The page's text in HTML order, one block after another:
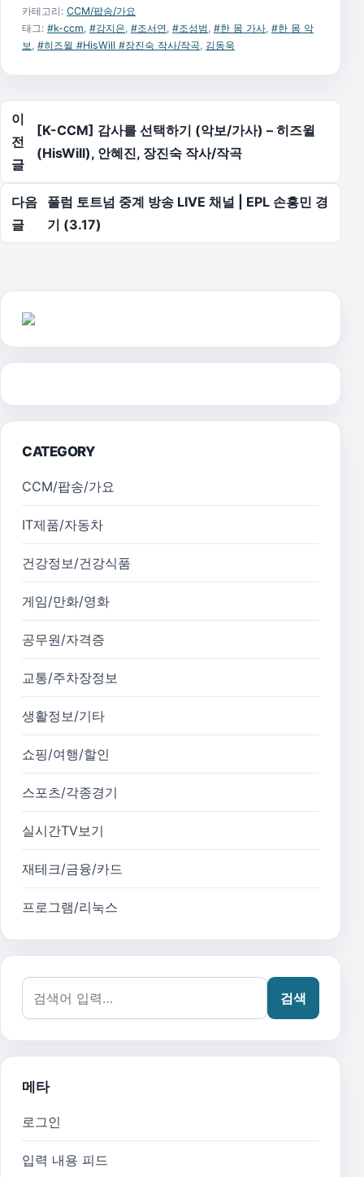
카테고리: CCM/팝송/가요
태그: #k-ccm #강지은 #조서연 #조성범 #한 몸 가사 #한 몸 악
보 #히즈윌 #HisWill #장진숙 작사/작곡 김동욱
글 탐색
이
전
글
[K-CCM] 감사를 선택하기 (악보/가사) – 히즈윌
(HisWill), 안혜진, 장진숙 작사/작곡
다음
글
풀럼 토트넘 중계 방송 LIVE 채널 | EPL 손흥민 경
기 (3.17)
CATEGORY
CCM/팝송/가요
IT제품/자동차
건강정보/건강식품
게임/만화/영화
공무원/자격증
교통/주차장정보
생활정보/기타
쇼핑/여행/할인
스포츠/각종경기
실시간TV보기
재테크/금융/카드
프로그램/리눅스
검색어:
검색
메타
로그인
입력 내용 피드